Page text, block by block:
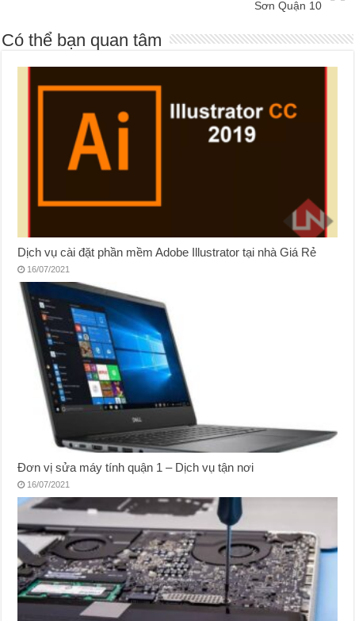
Sơn Quận 10
Có thể bạn quan tâm
Dịch vụ cài đặt phần mềm Adobe Illustrator tại nhà Giá Rẻ
16/07/2021
Đơn vị sửa máy tính quận 1 – Dịch vụ tận nơi
16/07/2021